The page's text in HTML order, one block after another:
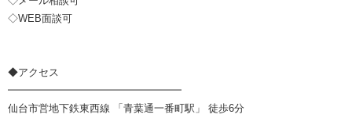
◇WEB面談可
◆アクセス
━━━━━━━━━━━━━━━━━
仙台市営地下鉄東西線 「青葉通一番町駅」 徒歩6分